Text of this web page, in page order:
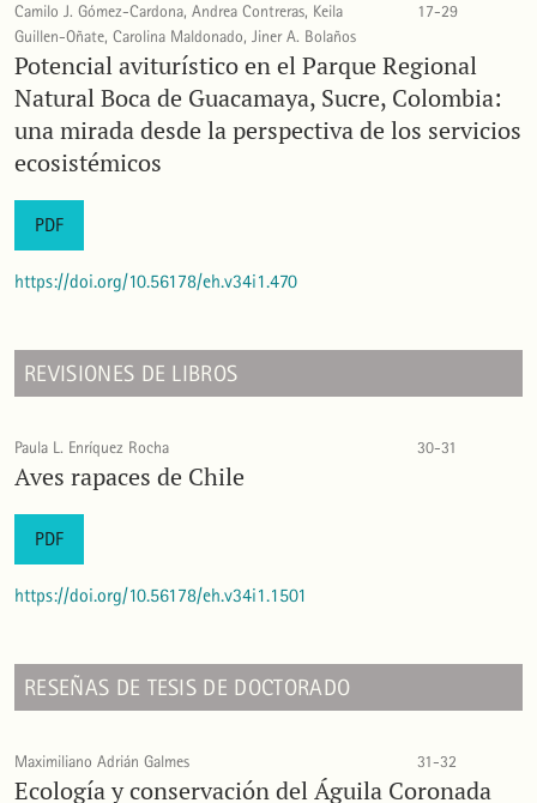
Camilo J. Gómez-Cardona, Andrea Contreras, Keila
Guillen-Oñate, Carolina Maldonado, Jiner A. Bolaños
17-29
Potencial aviturístico en el Parque Regional
Natural Boca de Guacamaya, Sucre, Colombia:
una mirada desde la perspectiva de los servicios
ecosistémicos
PDF
https://doi.org/10.56178/eh.v34i1.470
REVISIONES DE LIBROS
Paula L. Enríquez Rocha 30-31
Aves rapaces de Chile
PDF
https://doi.org/10.56178/eh.v34i1.1501
RESEÑAS DE TESIS DE DOCTORADO
Maximiliano Adrián Galmes 31-32
Ecología y conservación del Águila Coronada